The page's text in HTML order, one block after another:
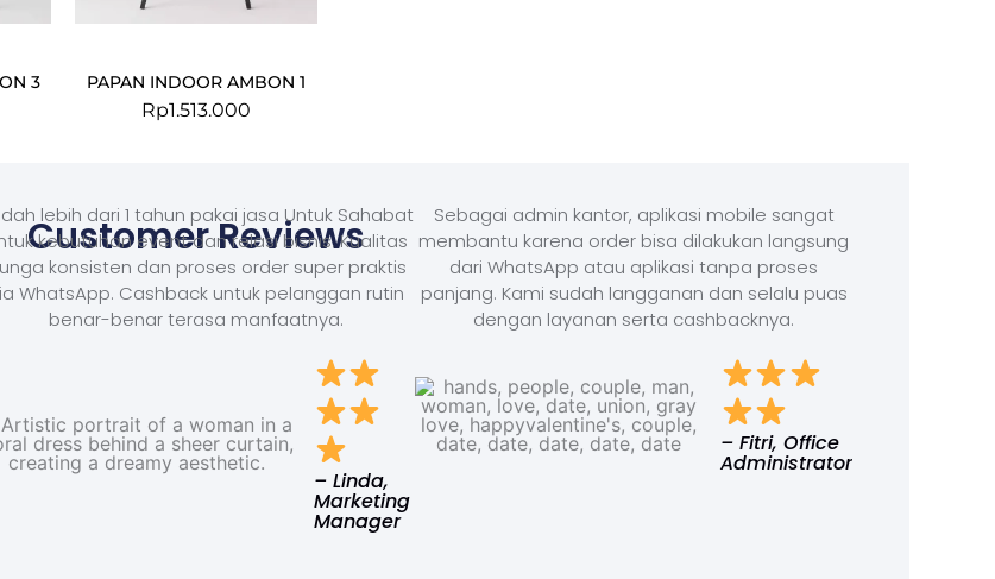
3 PAPAN INDOOR AMBON 1
Rp1.513.000
Customer Reviews
lebih dari 1 tahun pakai jasa Untuk Sahabat
kebutuhan event dan relasi bisnis. Kualitas
konsisten dan proses order super praktis
WhatsApp. Cashback untuk pelanggan rutin
benar-benar terasa manfaatnya.
– Linda,
Marketing
Manager
Sebagai admin kantor, aplikasi mobile sangat
membantu karena order bisa dilakukan langsung
dari WhatsApp atau aplikasi tanpa proses
panjang. Kami sudah langganan dan selalu puas
dengan layanan serta cashbacknya.
– Fitri, Office
Administrator